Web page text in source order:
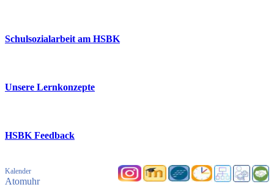
Schulsozialarbeit am HSBK
Unsere Lernkonzepte
HSBK Feedback
Kalender
Atomuhr